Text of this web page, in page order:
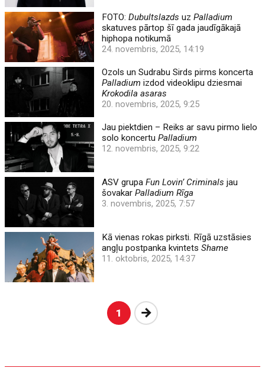
FOTO:Dubultslazds uzPalladium
skatuves pārtop šī gada jaudīgākajā
hiphopa notikumā
24. novembris, 2025, 14:19
Ozols un Sudrabu Sirds pirms koncerta
Palladium izdod videoklipu dziesmai
Krokodila asaras
20. novembris, 2025, 9:25
Jau piektdien – Reiks ar savu pirmo lielo
solo koncertuPalladium
12. novembris, 2025, 9:22
ASV grupaFun Lovin’ Criminals jau
šovakarPalladium Rīga
3. novembris, 2025, 7:57
Kā vienas rokas pirksti. Rīgā uzstāsies
angļu postpanka kvintetsShame
11. oktobris, 2025, 14:37
1 Nākošā